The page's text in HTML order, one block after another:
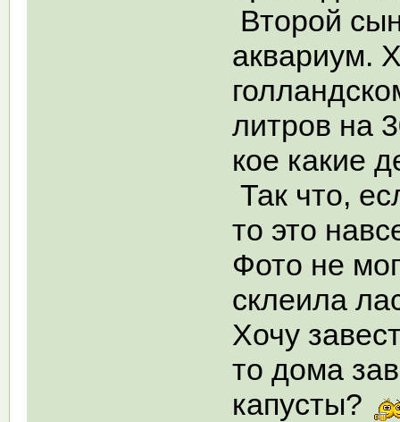
Второй
аквариум.
литров на
кое какие
Так что,
то это
Фото не
склеила
Хочу
то дома
капусты?